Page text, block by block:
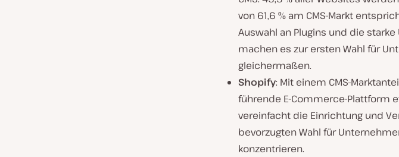
von 61,6 % am CMS-Markt
Auswahl an Plugins und die
machen es zur ersten Wahl für
gleichermaßen.
Shopify: Mit einem CMS-
führende E-Commerce-Plattform
vereinfacht die Einrichtung und
bevorzugten Wahl für
konzentrieren.